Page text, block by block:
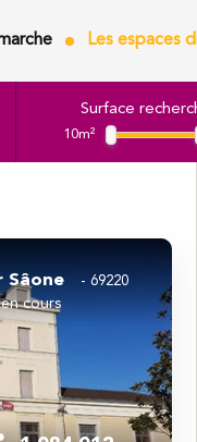
Les espaces
Sâone 69220
cours
Surface
10m²